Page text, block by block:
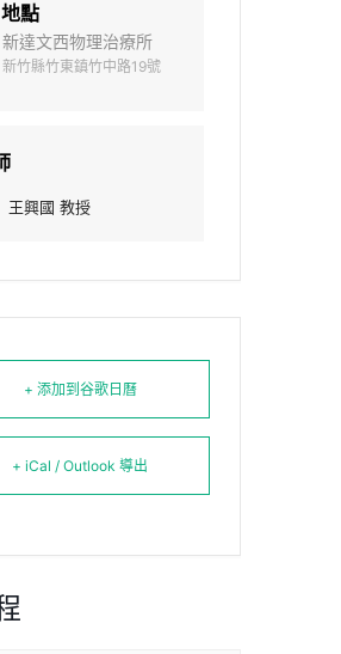
地點
新達文西物理治療所
新竹縣竹東鎮竹中路19號
王興國 教授
+ 添加到谷歌日曆
+ iCal / Outlook 導出